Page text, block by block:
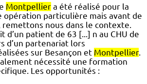
Montpellier a été réalisé pour la
opération particulière mais avant de
remettons nous dans le contexte.
d’un patient de 63 [...] n au CHU de
d’un partenariat lors
sur Besançon et Montpellier.
nécessité une formation
Les opportunités :